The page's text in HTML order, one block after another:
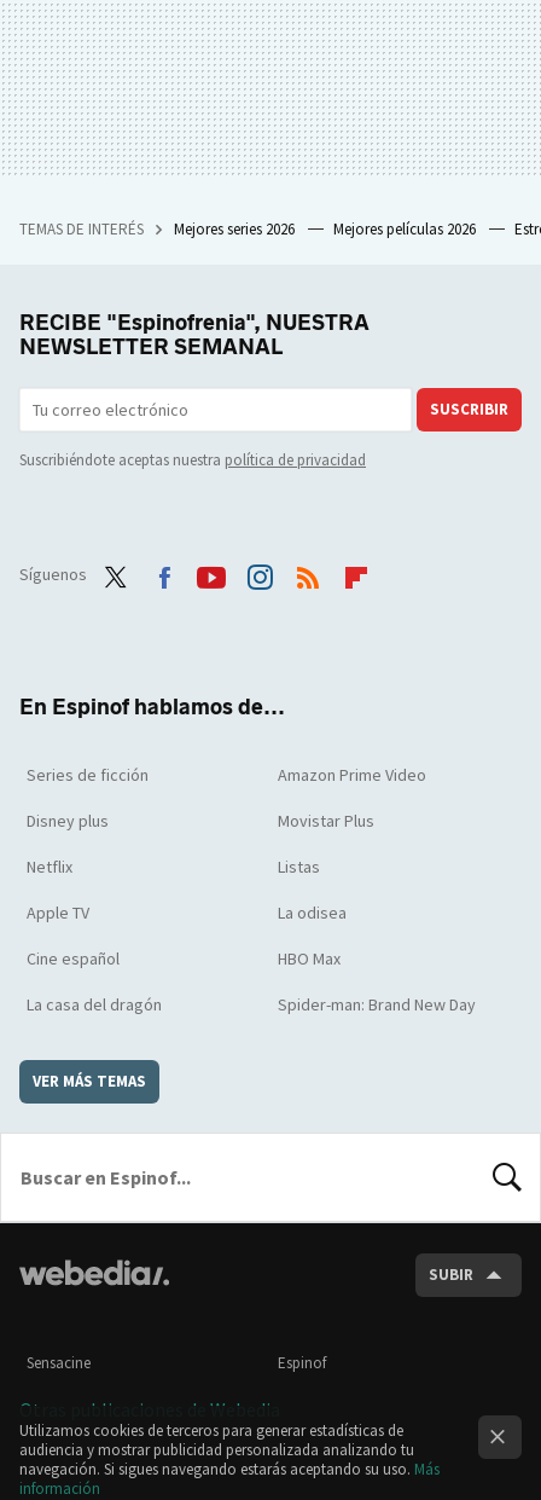
TEMAS DE INTERÉS Mejores series 2026 Mejores películas 2026
RECIBE "Espinofrenia", NUESTRA
NEWSLETTER SEMANAL
SUSCRIBIR
Suscribiéndote aceptas nuestra política de privacidad
Síguenos
En Espinof hablamos de...
Series de ficción Amazon Prime Video
Disney plus Movistar Plus
Netflix Listas
Apple TV La odisea
Cine español HBO Max
La casa del dragón Spider-man: Brand New Day
VER MÁS TEMAS
SUBIR
Sensacine Espinof
Otras publicaciones de Webedia
Utilizamos cookies de terceros para generar estadísticas de
audiencia y mostrar publicidad personalizada analizando tu
navegación. Si sigues navegando estarás aceptando su uso. Más
información